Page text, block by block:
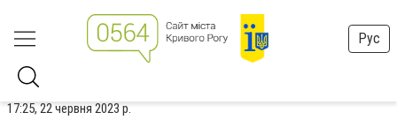
Рус
17:25, 22 червня 2023 р.